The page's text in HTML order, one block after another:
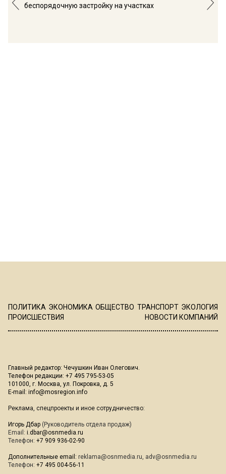
беспорядочную застройку на участках
ПОЛИТИКА ЭКОНОМИКА ОБЩЕСТВО ТРАНСПОРТ ЭКОЛОГИЯ
ПРОИСШЕСТВИЯ
НОВОСТИ КОМПАНИЙ
Главный редактор: Чечушкин Иван Олегович.
Телефон редакции: +7 495 795-53-05
101000, г. Москва, ул. Покровка, д. 5
E-mail: info@mosregion.info
Реклама, спецпроекты и иное сотрудничество:
Игорь Дбар (Руководитель отдела продаж)
Email: i.dbar@osnmedia.ru
Телефон: +7 909 936-02-90
Дополнительные email: reklama@osnmedia.ru, adv@osnmedia.ru
Телефон: +7 495 004-56-11